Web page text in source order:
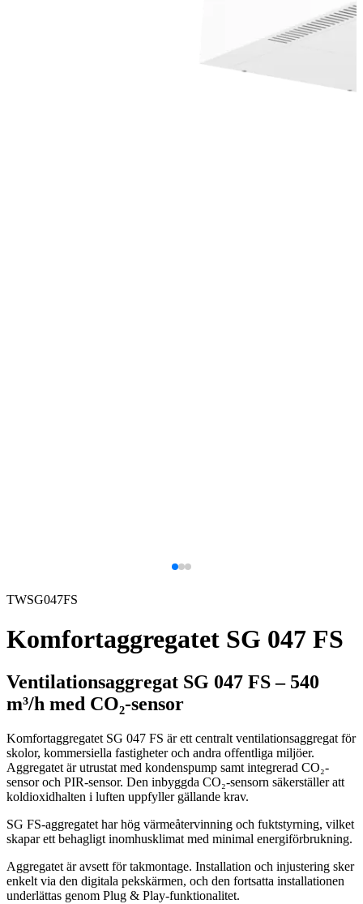
TWSG047FS
Komfortaggregatet SG 047 FS
Ventilationsaggregat SG 047 FS – 540
m³/h med CO₂-sensor
Komfortaggregatet SG 047 FS är ett centralt ventilationsaggregat för
skolor, kommersiella fastigheter och andra offentliga miljöer.
Aggregatet är utrustat med kondenspump samt integrerad CO₂-
sensor och PIR-sensor. Den inbyggda CO₂-sensorn säkerställer att
koldioxidhalten i luften uppfyller gällande krav.
SG FS-aggregatet har hög värmeåtervinning och fuktstyrning, vilket
skapar ett behagligt inomhusklimat med minimal energiförbrukning.
Aggregatet är avsett för takmontage. Installation och injustering sker
enkelt via den digitala pekskärmen, och den fortsatta installationen
underlättas genom Plug & Play-funktionalitet.